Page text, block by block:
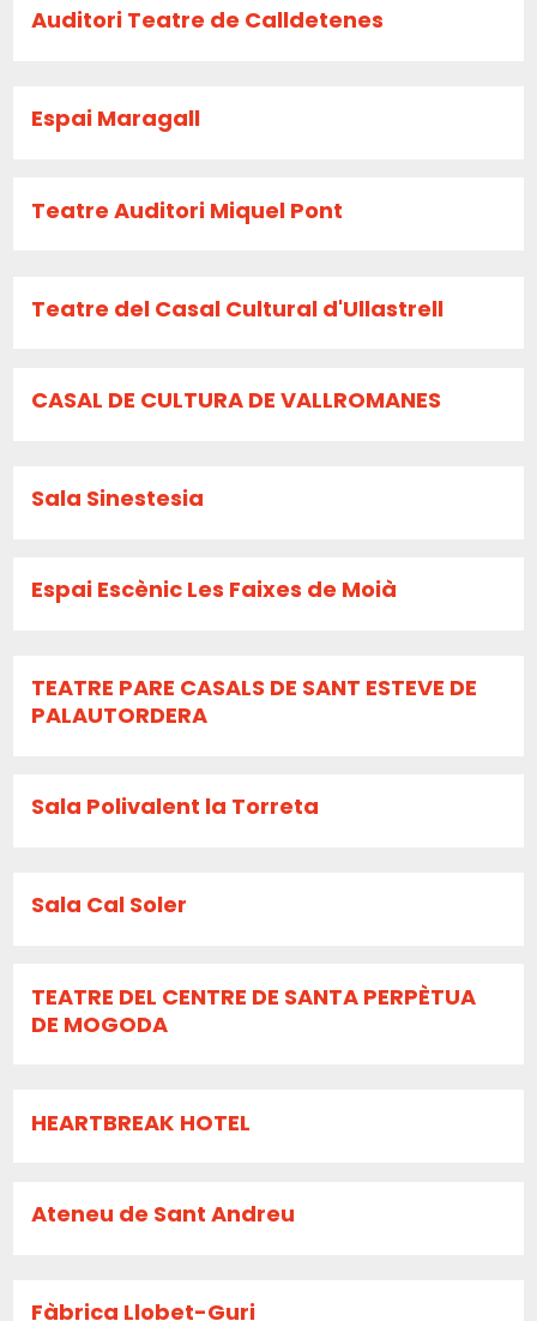
Auditori Teatre de Calldetenes
Espai Maragall
Teatre Auditori Miquel Pont
Teatre del Casal Cultural d'Ullastrell
CASAL DE CULTURA DE VALLROMANES
Sala Sinestesia
Espai Escènic Les Faixes de Moià
TEATRE PARE CASALS DE SANT ESTEVE DE
PALAUTORDERA
Sala Polivalent la Torreta
Sala Cal Soler
TEATRE DEL CENTRE DE SANTA PERPÈTUA
DE MOGODA
HEARTBREAK HOTEL
Ateneu de Sant Andreu
Fàbrica Llobet-Guri